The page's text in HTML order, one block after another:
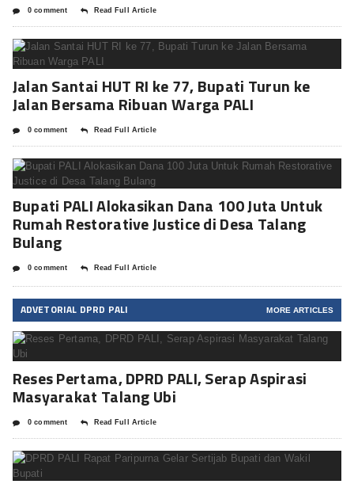
0 comment Read Full Article
Jalan Santai HUT RI ke 77, Bupati Turun ke
Jalan Bersama Ribuan Warga PALI
0 comment Read Full Article
Bupati PALI Alokasikan Dana 100 Juta Untuk
Rumah Restorative Justice di Desa Talang
Bulang
0 comment Read Full Article
ADVETORIAL DPRD PALI MORE ARTICLES
Reses Pertama, DPRD PALI, Serap Aspirasi
Masyarakat Talang Ubi
0 comment Read Full Article